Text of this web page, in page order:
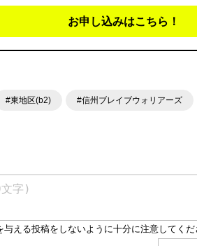
お申し込みはこちら！
#東地区(b2) #信州ブレイブウォリアーズ